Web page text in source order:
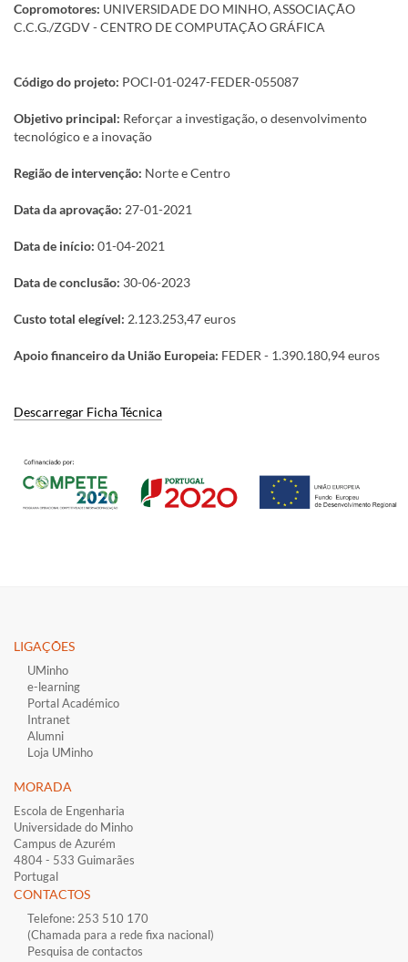
Copromotores: UNIVERSIDADE DO MINHO, ASSOCIAÇÃO
C.C.G./ZGDV - CENTRO DE COMPUTAÇÃO GRÁFICA
Código do projeto: POCI-01-0247-FEDER-055087
Objetivo principal: Reforçar a investigação, o desenvolvimento
tecnológico e a inovação
Região de intervenção: Norte e Centro
Data da aprovação: 27-01-2021
Data de início: 01-04-2021
Data de conclusão: 30-06-2023
Custo total elegível: 2.123.253,47 euros
Apoio financeiro da União Europeia: FEDER - 1.390.180,94 euros
Descarregar Ficha Técnica
LIGAÇÕES​
UMinho
e-learning
Portal Académico
Intranet
Alumni
Loja UMinho
MORADA
Escola de Engenharia
Universidade do Minho
Campus de Azurém
4804 - 533 Guimarães
Portugal
CONTACTOS
Telefone: 253 510 170
(Chamada para a rede fixa nacional)
Pesquisa de contactos